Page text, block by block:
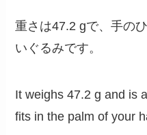
重さは47.2 gで、手の
いぐるみです。
It weighs 47.2 g and is
fits in the palm of your